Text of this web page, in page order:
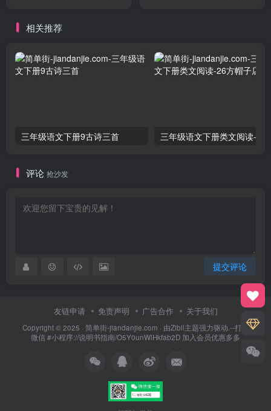
相关推荐
三年级语文下册9古诗三首
评论 抢沙发
提交评论
友链申请 免责声明 广告合作 关于我们
Copyright © 2025 · 简单街-jiandanjie.com · 由Zibll主题强力驱动.--打开
微信 #小程序://说明书指南/O5Y0unWlHkfab2D 加入会员优惠多多